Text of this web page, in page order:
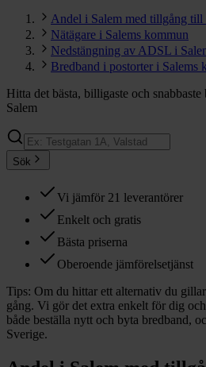
Andel i Salem med tillgång
Nätägare i Salems kommun
Nedstängning av ADSL i
Bredband i postorter i Salems
Hitta det bästa, billigaste och
Salem
Sök
Vi jämför 21 leverantörer
Enkelt och gratis
Bästa priserna
Oberoende jämförelsetjänst
Tips: Om du hittar ett alternativ du
gång. Vi gör det extra enkelt för dig
både beställa nytt och byta bredband,
Sverige.